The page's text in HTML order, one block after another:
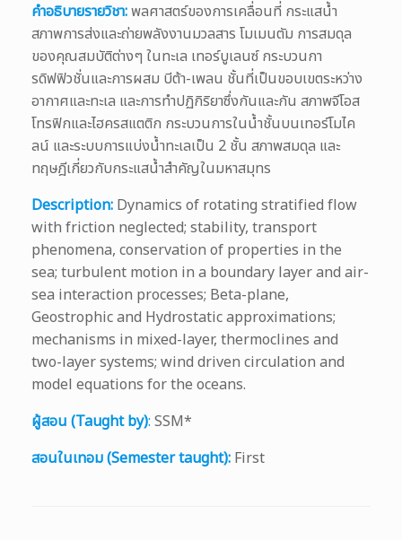
คำอธิบายรายวิชา:พลศาสตร์ของการเคลื่อนที่ กระแสน้ำ
สภาพการส่งและถ่ายพลังงานมวลสาร โมเมนตัม การสมดุล
ของคุณสมบัติต่างๆ ในทะเล เทอร์บูเลนซ์ กระบวนกา
รดิฟฟิวชั่นและการผสม บีต้า-เพลน ชั้นที่เป็นขอบเขตระหว่าง
อากาศและทะเล และการทำปฏิกิริยาซึ่งกันและกัน สภาพจีโอส
โทรฟิกและไฮครสแตติก กระบวนการในน้ำชั้นบนเทอร์โมไค
ลน์ และระบบการแบ่งน้ำทะเลเป็น 2 ชั้น สภาพสมดุล และ
ทฤษฎีเกี่ยวกับกระแสน้ำสำคัญในมหาสมุทร
Description: Dynamics of rotating stratified flow
with friction neglected; stability, transport
phenomena, conservation of properties in the
sea; turbulent motion in a boundary layer and air-
sea interaction processes; Beta-plane,
Geostrophic and Hydrostatic approximations;
mechanisms in mixed-layer, thermoclines and
two-layer systems; wind driven circulation and
model equations for the oceans.
ผู้สอน (Taught by): SSM*
สอนในเทอม (Semester taught): First